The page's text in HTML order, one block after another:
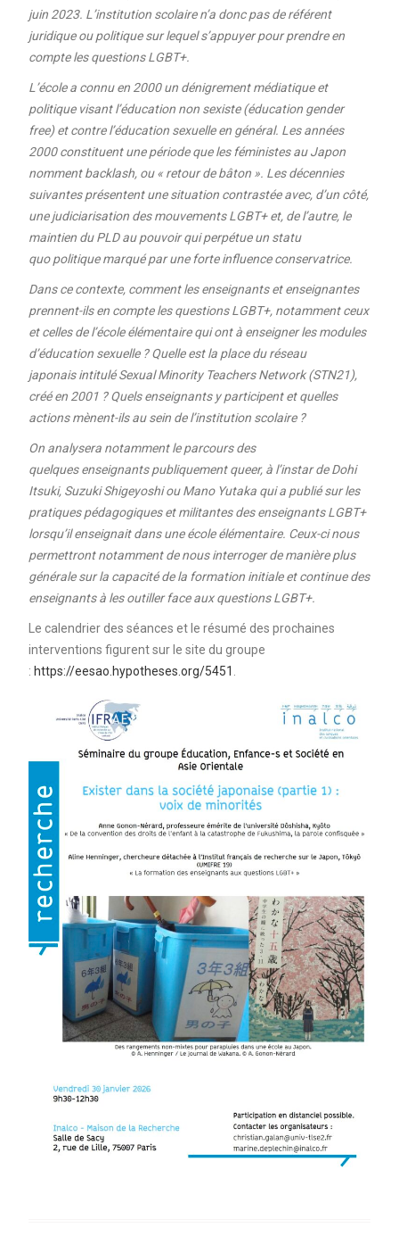
juin 2023. L’institution scolaire n’a donc pas de référent
juridique ou politique sur lequel s’appuyer pour prendre en
compte les questions LGBT+.
L’école a connu en 2000 un dénigrement médiatique et
politique visant l’éducation non sexiste (éducation gender
free) et contre l’éducation sexuelle en général. Les années
2000 constituent une période que les féministes au Japon
nomment backlash, ou « retour de bâton ». Les décennies
suivantes présentent une situation contrastée avec, d’un côté,
une judiciarisation des mouvements LGBT+ et, de l’autre, le
maintien du PLD au pouvoir qui perpétue un statu
quo politique marqué par une forte influence conservatrice.
Dans ce contexte, comment les enseignants et enseignantes
prennent-ils en compte les questions LGBT+, notamment ceux
et celles de l’école élémentaire qui ont à enseigner les modules
d’éducation sexuelle ? Quelle est la place du réseau
japonais intitulé Sexual Minority Teachers Network (STN21),
créé en 2001 ? Quels enseignants y participent et quelles
actions mènent-ils au sein de l’institution scolaire ?
On analysera notamment le parcours des
quelques enseignants publiquement queer, à l’instar de Dohi
Itsuki, Suzuki Shigeyoshi ou Mano Yutaka qui a publié sur les
pratiques pédagogiques et militantes des enseignants LGBT+
lorsqu’il enseignait dans une école élémentaire. Ceux-ci nous
permettront notamment de nous interroger de manière plus
générale sur la capacité de la formation initiale et continue des
enseignants à les outiller face aux questions LGBT+.
Le calendrier des séances et le résumé des prochaines
interventions figurent sur le site du groupe
: https://eesao.hypotheses.org/5451